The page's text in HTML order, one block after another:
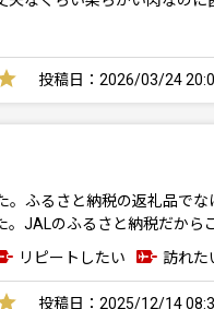
投稿日：2026/03/24
。ふるさと納税の返礼品で
。JALのふるさと納税だから
リピートしたい 訪れた
投稿日：2025/12/14